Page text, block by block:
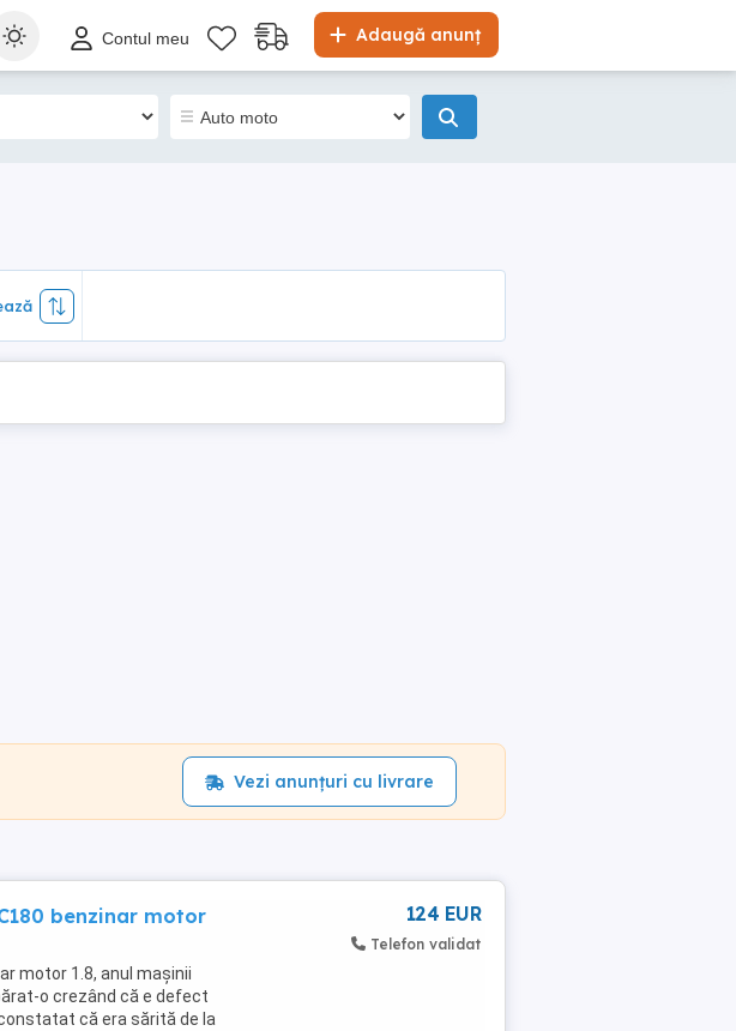
Adaugă anunț
Contul meu
Vezi anunțuri cu livrare
benzinar motor
motor 1.8, anul mașinii
o crezând că e defect
că era sărită de la
124 EUR
Telefon validat